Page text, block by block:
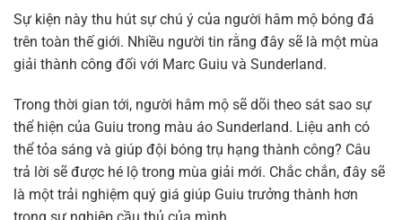
Sự kiện này thu hút sự chú ý của người hâm mộ bóng đá
trên toàn thế giới. Nhiều người tin rằng đây sẽ là một mùa
giải thành công đối với Marc Guiu và Sunderland.
Trong thời gian tới, người hâm mộ sẽ dõi theo sát sao sự
thể hiện của Guiu trong màu áo Sunderland. Liệu anh có
thể tỏa sáng và giúp đội bóng trụ hạng thành công? Câu
trả lời sẽ được hé lộ trong mùa giải mới. Chắc chắn, đây sẽ
là một trải nghiệm quý giá giúp Guiu trưởng thành hơn